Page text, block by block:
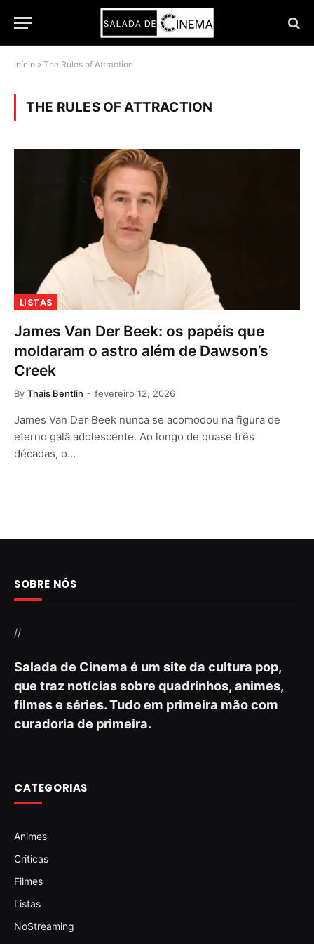
Início » The Rules of Attraction
THE RULES OF ATTRACTION
LISTAS
James Van Der Beek: os papéis que
moldaram o astro além de Dawson’s
Creek
By Thais Bentlin fevereiro 12, 2026
James Van Der Beek nunca se acomodou na figura de
eterno galã adolescente. Ao longo de quase três
décadas, o…
SOBRE NÓS
//
Salada de Cinema é um site da cultura pop,
que traz notícias sobre quadrinhos, animes,
filmes e séries. Tudo em primeira mão com
curadoria de primeira.
CATEGORIAS
Animes
Criticas
Filmes
Listas
NoStreaming